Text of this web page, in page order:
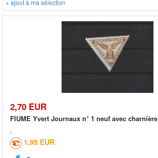
+ ajout à ma sélection
2,70 EUR
FIUME Yvert Journaux n° 1 neuf avec charnière
1,95 EUR